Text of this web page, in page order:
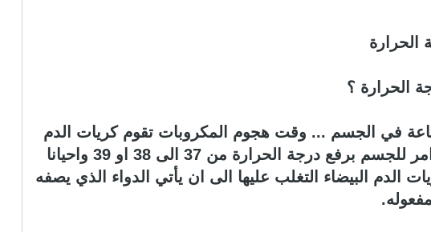
الحرارة
الحرارة ؟
في الجسم ... وقت هجوم المكروبات تقوم كريات الدم
البيضاء بالتحرك من اجل القضاء عليها ويقوم المخ باعطاء الاوامر للجسم برفع درجة الحرارة من 37 الى 38 او 39 واحيانا
الدم البيضاء التغلب عليها الى ان يأتي الدواء الذي يصفه